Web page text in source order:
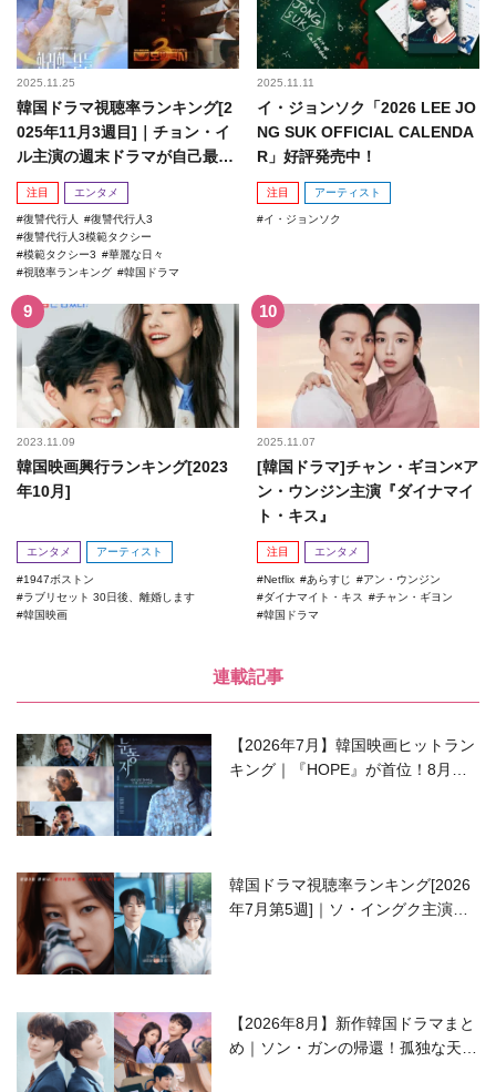
2025.11.25
韓国ドラマ視聴率ランキング[2
025年11月3週目]｜チョン・イ
ル主演の週末ドラマが自己最高
記録を更新！
注目 エンタメ
復讐代行人
復讐代行人3
復讐代行人3模範タクシー
模範タクシー3
華麗な日々
視聴率ランキング
韓国ドラマ
2025.11.11
イ・ジョンソク「2026 LEE JO
NG SUK OFFICIAL CALENDA
R」好評発売中！
注目 アーティスト
イ・ジョンソク
2023.11.09
韓国映画興行ランキング[2023
年10月]
エンタメ アーティスト
1947ボストン
ラブリセット 30日後、離婚します
韓国映画
2025.11.07
[韓国ドラマ]チャン・ギヨン×ア
ン・ウンジン主演『ダイナマイ
ト・キス』
注目 エンタメ
Netflix あらすじ
アン・ウンジン
ダイナマイト・キス
チャン・ギヨン
韓国ドラマ
連載記事
【2026年7月】韓国映画ヒットラン
キング｜『HOPE』が首位！8月公
韓国ドラマ視聴率ランキング[2026
年7月第5週]｜ソ・イングク主演の
【2026年8月】新作韓国ドラマまと
め｜ソン・ガンの帰還！孤独な天才